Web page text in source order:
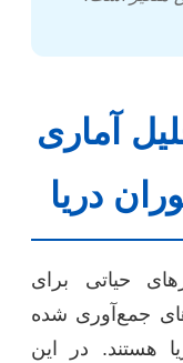
آماری
دریا
حیاتی برای
جمع‌آوری شده
هستند. در این